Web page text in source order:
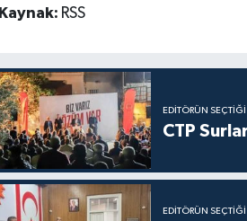
Kaynak: RSS
EDITÖRÜN SEÇTIĞI
CTP
EDITÖRÜN SEÇTIĞI